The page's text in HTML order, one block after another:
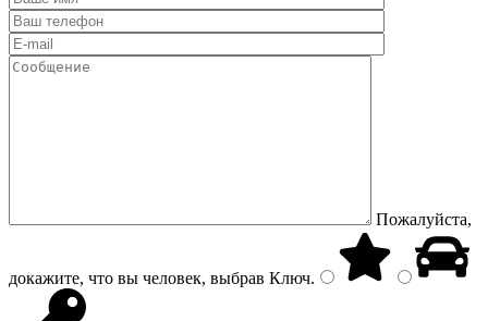
Пожалуйста,
докажите, что вы человек, выбрав Ключ.